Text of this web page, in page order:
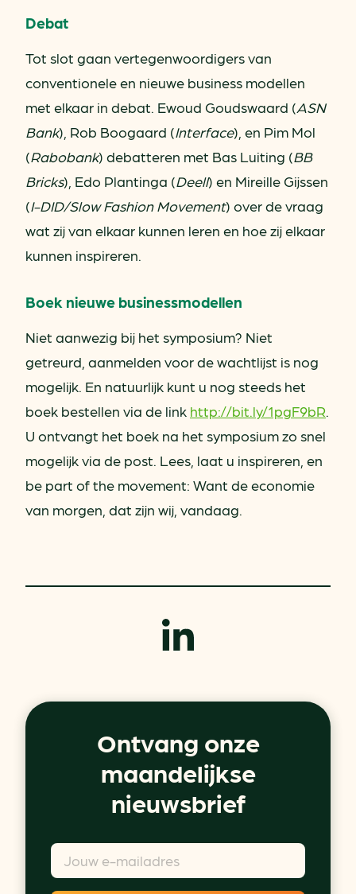
Debat
Tot slot gaan vertegenwoordigers van
conventionele en nieuwe business modellen
met elkaar in debat. Ewoud Goudswaard (ASN
Bank), Rob Boogaard (Interface), en Pim Mol
(Rabobank) debatteren met Bas Luiting (BB
Bricks), Edo Plantinga (Deell) en Mireille Gijssen
(I-DID/Slow Fashion Movement) over de vraag
wat zij van elkaar kunnen leren en hoe zij elkaar
kunnen inspireren.
Boek nieuwe businessmodellen
Niet aanwezig bij het symposium? Niet
getreurd, aanmelden voor de wachtlijst is nog
mogelijk. En natuurlijk kunt u nog steeds het
boek bestellen via de link http://bit.ly/1pgF9bR.
U ontvangt het boek na het symposium zo snel
mogelijk via de post. Lees, laat u inspireren, en
be part of the movement: Want de economie
van morgen, dat zijn wij, vandaag.
Ontvang onze
maandelijkse
nieuwsbrief